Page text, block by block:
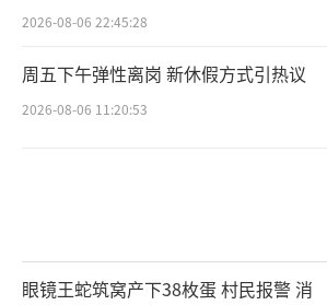
2026-08-06 22:45:28
周五下午弹性离岗 新休假方式引热议
2026-08-06 11:20:53
眼镜王蛇筑窝产下38枚蛋 村民报警 消